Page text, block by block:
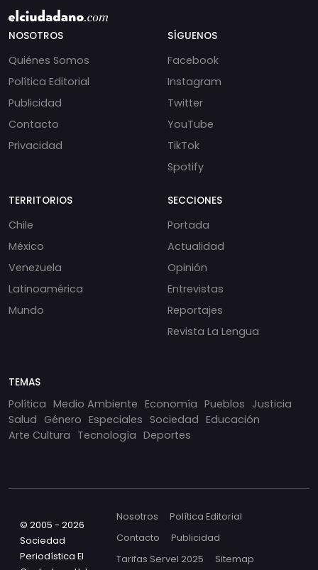
NOSOTROS
Quiénes Somos
Política Editorial
Publicidad
Contacto
Privacidad
SÍGUENOS
Facebook
Instagram
Twitter
YouTube
TikTok
Spotify
TERRITORIOS
Chile
México
Venezuela
Latinoamérica
Mundo
SECCIONES
Portada
Actualidad
Opinión
Entrevistas
Reportajes
Revista La Lengua
TEMAS
Política Medio Ambiente Economía Pueblos Justicia
Salud Género Especiales Sociedad Educación
Arte Cultura Tecnología Deportes
© 2005 - 2026
Sociedad
Periodística El
Nosotros
Política Editorial
Contacto
Publicidad
Tarifas Servel 2025
Sitemap